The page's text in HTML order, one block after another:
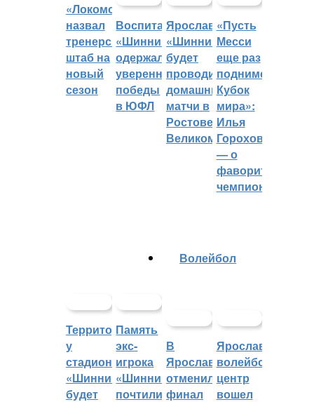
«Локомотив»
назвал
тренерский
штаб на
новый
сезон
Воспитанники
«Шинника»
одержали
уверенные
победы
в ЮФЛ
Ярославский
«Шинник»
будет
проводить
домашние
матчи в
Ростове
Великом
«Пусть
Месси
еще раз
поднимет
Кубок
мира»:
Илья
Горохов
— о
фаворитах
чемпионата
Территорией
у
стадиона
«Шинник»
будет
Память
экс-
игрока
«Шинника»
почтили
Волейбол
В
Ярославле
отменили
финал
Ярославский
волейбольный
центр
вошел